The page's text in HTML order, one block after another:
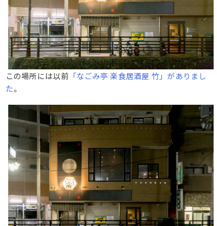
この場所には以前 「なごみ亭 楽食居酒屋 竹」がありまし
た。